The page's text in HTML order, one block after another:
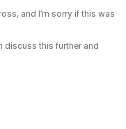
and I’m sorry if this was
discuss this further and